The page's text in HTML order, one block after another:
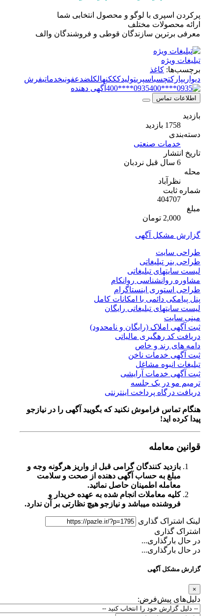
پرکردن اسپری با لوگو و محصول انتخابی شما
ارائه محصولات مختلف
معرفی برترین سازندگان قوطی و فروشندگان والف
تبلیغات ویژه
برچسب‌ها:کاغذ
پارکت چسباسپریتولید کککنهالکلضدعفونیخدماتیفرش
0935****400
آگهی دهنده
اطلاعات تماس
دسته‌بندی
خدمات صنعتی
تاریخ انتشار
نردبان
نظرآباد
شماره ثابت
404707
2,000 تومان
گزارش مشکل آگهی
طراحی سایت
طراحی بنر تبلیغاتی
لیست سایتهای تبلیغاتی
مشاوره روانشناسی روانکام
طراحی استوری اینستاگرام
پنل پیامکی دائمی با امکانات کامل
لیست سایتهای تبلیغاتی رایگان
مینی سایت
ثبت آگهی املاک (رایگان و نامحدود)
دریافت کد رهگیری مالیاتی
دامه های رند و خاص
ثبت آگهی خدمات ناخن
تبلیغات انبوه مشاغل
ثبت آگهی خدمات آرایشی
ترمیم مو در یک جلسه
دریافت درگاه پرداخت اینترنتی
هنگام تماس فراموش نکنید که بگویید آگهی را در نیازجو
پیدا کرده اید!
قوانین معامله
بازدید کنندگان گرامی قبل از واریز هرگونه وجه و
مبلغ به حساب آگهی دهنده از صحت و سلامت
معامله اطمینان حاصل نمائید.
کلیه معاملات انجام شده به عهده خریدار و
فروشنده میباشد و نیازجو هیچ نظارتی بر آن ندارد.
لینک اشتراک گذاری
اشتراک گذاری
در حال بارگذاری...
در حال بارگذاری...
گزارش مشکل آگهی
دلیل‌های پیش‌فرض: